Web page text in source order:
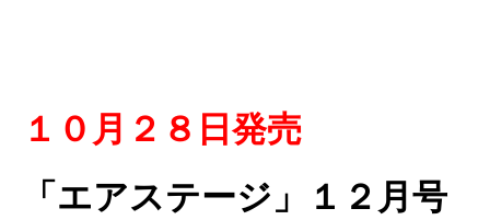
１０月２８日発売
「 エアステージ 」１２月号